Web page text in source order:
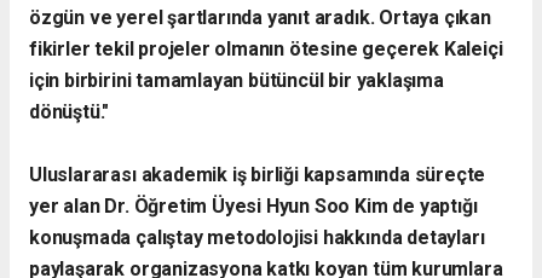
özgün ve yerel şartlarında yanıt aradık. Ortaya çıkan
fikirler tekil projeler olmanın ötesine geçerek Kaleiçi
için birbirini tamamlayan bütüncül bir yaklaşıma
dönüştü."
​Uluslararası akademik iş birliği kapsamında süreçte
yer alan Dr. Öğretim Üyesi Hyun Soo Kim de yaptığı
konuşmada çalıştay metodolojisi hakkında detayları
paylaşarak organizasyona katkı koyan tüm kurumlara